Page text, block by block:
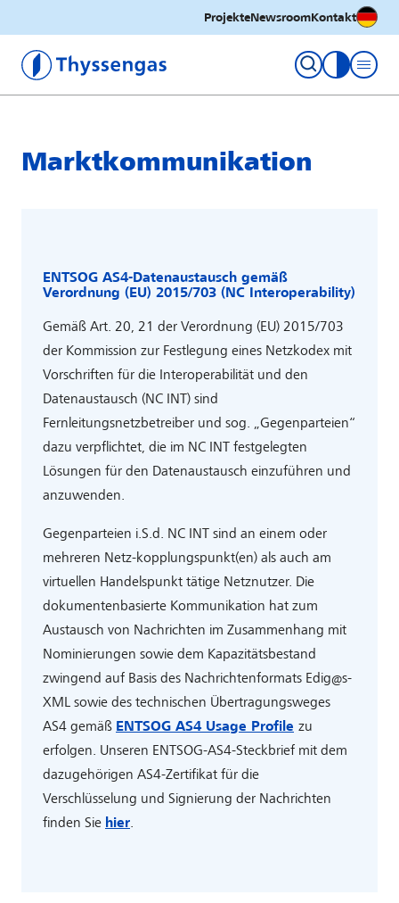
ProjekteNewsroomKontakt
Thyssengas GmbH
Marktkommunikation
ENTSOG AS4-Datenaustausch gemäß
Verordnung (EU) 2015/703 (NC Interoperability)
Gemäß Art. 20, 21 der Verordnung (EU) 2015/703
der Kommission zur Festlegung eines Netzkodex mit
Vorschriften für die Interoperabilität und den
Datenaustausch (NC INT) sind
Fernleitungsnetzbetreiber und sog. „Gegenparteien“
dazu verpflichtet, die im NC INT festgelegten
Lösungen für den Datenaustausch einzuführen und
anzuwenden.
Gegenparteien i.S.d. NC INT sind an einem oder
mehreren Netz-kopplungspunkt(en) als auch am
virtuellen Handelspunkt tätige Netznutzer. Die
dokumentenbasierte Kommunikation hat zum
Austausch von Nachrichten im Zusammenhang mit
Nominierungen sowie dem Kapazitätsbestand
zwingend auf Basis des Nachrichtenformats Edig@s-
XML sowie des technischen Übertragungsweges
AS4 gemäß ENTSOG AS4 Usage Profile zu
erfolgen. Unseren ENTSOG-AS4-Steckbrief mit dem
dazugehörigen AS4-Zertifikat für die
Verschlüsselung und Signierung der Nachrichten
finden Sie hier.